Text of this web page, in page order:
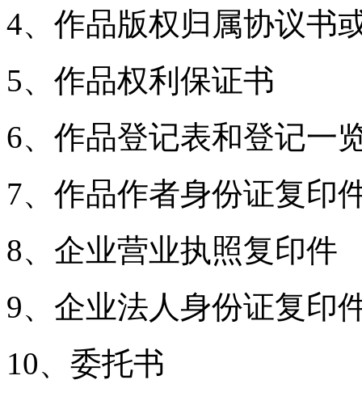
4、作品版权归属协议书
5、作品权利保证书
6、作品登记表和登记一
7、作品作者身份证复印
8、企业营业执照复印件
9、企业法人身份证复印
10、委托书